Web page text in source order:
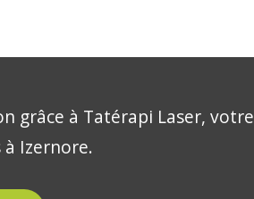
grâce à Tatérapi Laser, votre
Izernore.